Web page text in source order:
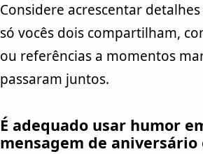
Considere acrescentar
só vocês dois compartilham,
ou referências a momentos
passaram juntos.
É adequado usar humor
mensagem de aniversário